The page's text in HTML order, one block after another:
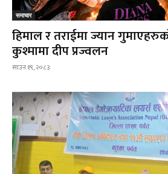
समाचार
हिमाल र तराईमा ज्यान
कुश्मामा दीप प्रज्वलन
साउन १९, २०८३